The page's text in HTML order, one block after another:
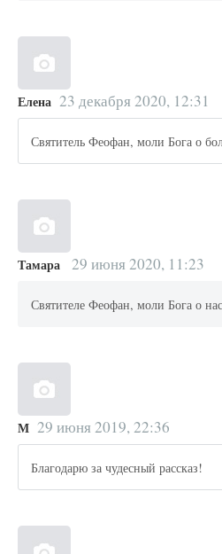
Елена 23 декабря 2020, 12:31
Святитель Феофан, моли Бога о
Тамара 29 июня 2020, 11:23
Святителе Феофан, моли Бога о
М 29 июня 2019, 22:36
Благодарю за чудесный рассказ!